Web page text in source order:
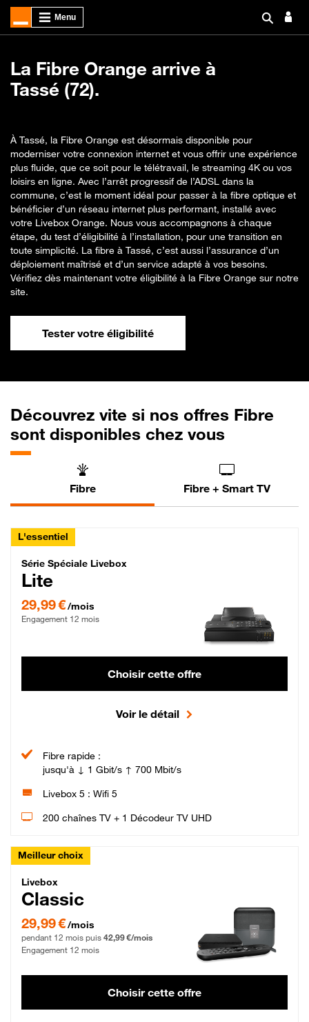
La Fibre Orange arrive à
Tassé (72).
À Tassé, la Fibre Orange est désormais disponible pour
moderniser votre connexion internet et vous offrir une expérience
plus fluide, que ce soit pour le télétravail, le streaming 4K ou vos
loisirs en ligne. Avec l’arrêt progressif de l’ADSL dans la
commune, c’est le moment idéal pour passer à la fibre optique et
bénéficier d’un réseau internet plus performant, installé avec
votre Livebox Orange. Nous vous accompagnons à chaque
étape, du test d’éligibilité à l’installation, pour une transition en
toute simplicité. La fibre à Tassé, c’est aussi l’assurance d’un
déploiement maîtrisé et d’un service adapté à vos besoins.
Vérifiez dès maintenant votre éligibilité à la Fibre Orange sur notre
site.
Tester votre éligibilité
Découvrez vite si nos offres Fibre
sont disponibles chez vous
Fibre Fibre + Smart TV
L'essentiel
Série Spéciale Livebox Lite Fibre
Série Spéciale Livebox
Lite
29,99 €/mois
Engagement 12 mois
Choisir cette offre
Voir le détail
Fibre rapide :
jusqu'à ↓ 1 Gbit/s ↑ 700 Mbit/s
Livebox 5 : Wifi 5
200 chaînes TV + 1 Décodeur TV UHD
Meilleur choix
Livebox Classic Fibre
Livebox
Classic
29,99 € par mois pendant 12 mois puis 42,99 € par mois, Engagement 12 mois
29,99 €/mois
pendant 12 mois puis 42,99 €/mois
Engagement 12 mois
Choisir cette offre